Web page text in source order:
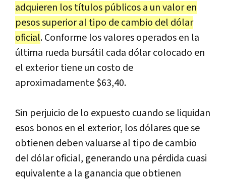
adquieren los títulos públicos a un valor en
pesos superior al tipo de cambio del dólar
oficial. Conforme los valores operados en la
última rueda bursátil cada dólar colocado en
el exterior tiene un costo de
aproximadamente $63,40.
Sin perjuicio de lo expuesto cuando se liquidan
esos bonos en el exterior, los dólares que se
obtienen deben valuarse al tipo de cambio
del dólar oficial, generando una pérdida cuasi
equivalente a la ganancia que obtienen